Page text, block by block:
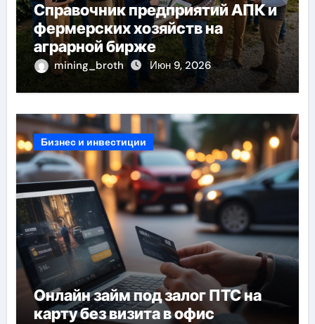
Справочник предприятий АПК и
фермерских хозяйств на
аграрной бирже
mining_broth Июн 9, 2026
Бизнес и инвестиции
Онлайн займ под залог ПТС на
карту без визита в офис